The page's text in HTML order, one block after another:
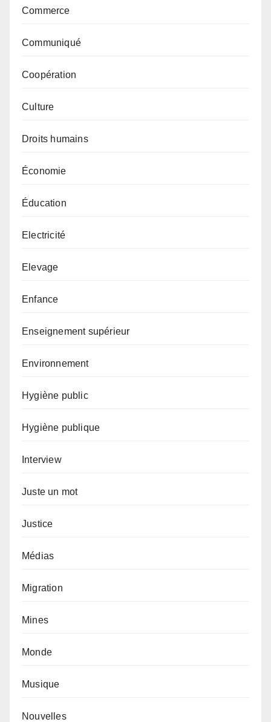
Commerce
Communiqué
Coopération
Culture
Droits humains
Économie
Éducation
Electricité
Elevage
Enfance
Enseignement supérieur
Environnement
Hygiène public
Hygiène publique
Interview
Juste un mot
Justice
Médias
Migration
Mines
Monde
Musique
Nouvelles